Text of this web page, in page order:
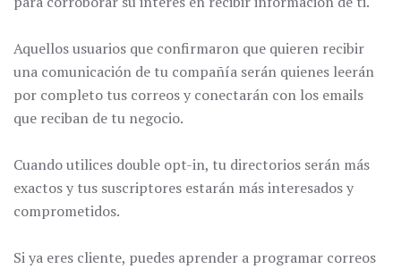
Aquellos usuarios que confirmaron que quieren recibir
una comunicación de tu compañía serán quienes leerán
por completo tus correos y conectarán con los emails
que reciban de tu negocio.
Cuando utilices double opt-in, tu directorios serán más
exactos y tus suscriptores estarán más interesados y
comprometidos.
Si ya eres cliente, puedes aprender a programar correos